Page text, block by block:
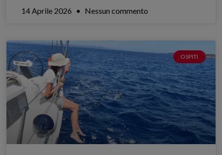
14 Aprile 2026 Nessun commento
OSPITI